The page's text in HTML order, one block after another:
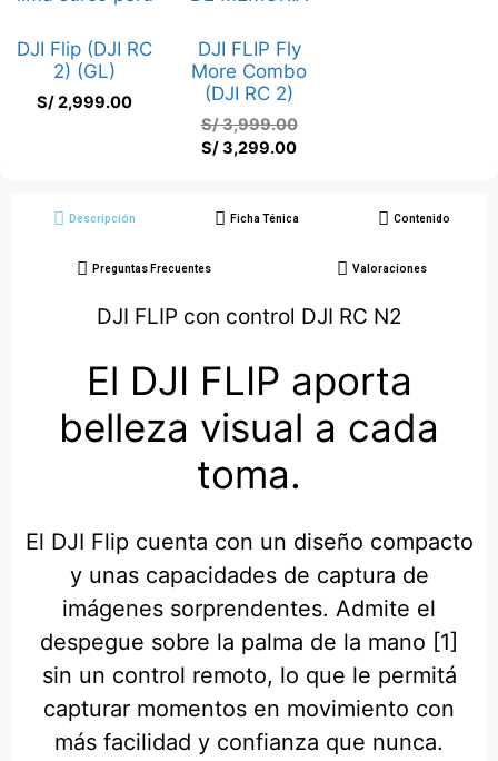
DJI Flip (DJI RC
2) (GL)
S/2,999.00
DJI FLIP Fly
More Combo
(DJI RC 2)
S/3,999.00
S/3,299.00
Descripción Ficha Ténica Contenido
Preguntas Frecuentes Valoraciones
DJI FLIP con control DJI RC N2
El DJI FLIP aporta
belleza visual a cada
toma.
El DJI Flip cuenta con un diseño compacto
y unas capacidades de captura de
imágenes sorprendentes. Admite el
despegue sobre la palma de la mano [1]
sin un control remoto, lo que le permitá
capturar momentos en movimiento con
más facilidad y confianza que nunca.